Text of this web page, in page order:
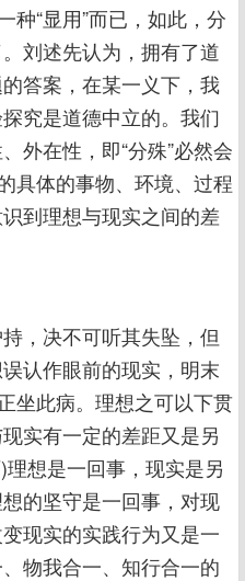
种“显用”而已，如此，分
刘述先认为，拥有了道
答案，在某一义下，我
究是道德中立的。我们
外在性，即“分殊”必然会
具体的事物、环境、过程
到理想与现实之间的差
，决不可听其失坠，但
认作眼前的现实，明末
坐此病。理想之可以下贯
实有一定的差距又是另
想是一回事，现实是另
的坚守是一回事，对现
现实的实践行为又是一
物我合一、知行合一的